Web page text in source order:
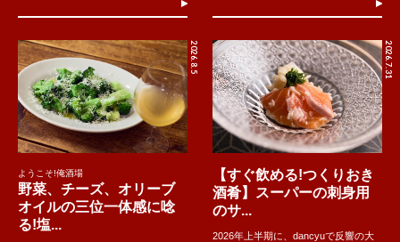
2026.8.5
ようこそ!俺酒場
野菜、チーズ、オリーブ
オイルの三位一体感に唸
る!塩...
2026.7.31
【すぐ飲める!つくりおき
酒肴】スーパーの刺身用
のサ...
2026年上半期に、dancyuで反響の大